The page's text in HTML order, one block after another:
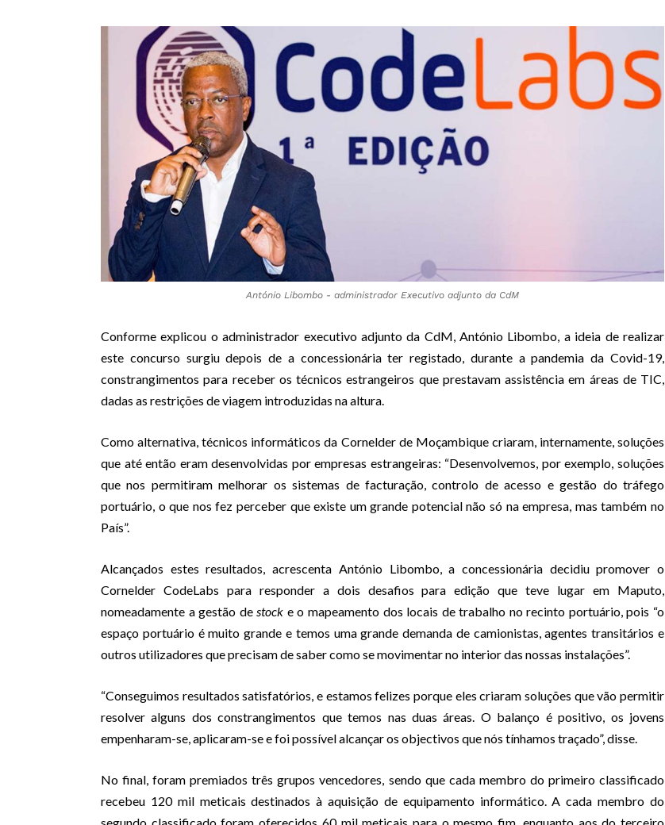
António Libombo - administrador Executivo adjunto da CdM
Conforme explicou o administrador executivo adjunto da CdM, António Libombo, a ideia de realizar
este concurso surgiu depois de a concessionária ter registado, durante a pandemia da Covid-19,
constrangimentos para receber os técnicos estrangeiros que prestavam assistência em áreas de TIC,
dadas as restrições de viagem introduzidas na altura.
Como alternativa, técnicos informáticos da Cornelder de Moçambique criaram, internamente, soluções
que até então eram desenvolvidas por empresas estrangeiras: “Desenvolvemos, por exemplo, soluções
que nos permitiram melhorar os sistemas de facturação, controlo de acesso e gestão do tráfego
portuário, o que nos fez perceber que existe um grande potencial não só na empresa, mas também no
País”.
Alcançados estes resultados, acrescenta António Libombo, a concessionária decidiu promover o
Cornelder CodeLabs para responder a dois desafios para edição que teve lugar em Maputo,
nomeadamente a gestão destock e o mapeamento dos locais de trabalho no recinto portuário, pois “o
espaço portuário é muito grande e temos uma grande demanda de camionistas, agentes transitários e
outros utilizadores que precisam de saber como se movimentar no interior das nossas instalações”.
“Conseguimos resultados satisfatórios, e estamos felizes porque eles criaram soluções que vão permitir
resolver alguns dos constrangimentos que temos nas duas áreas. O balanço é positivo, os jovens
empenharam-se, aplicaram-se e foi possível alcançar os objectivos que nós tínhamos traçado”, disse.
No final, foram premiados três grupos vencedores, sendo que cada membro do primeiro classificado
recebeu 120 mil meticais destinados à aquisição de equipamento informático. A cada membro do